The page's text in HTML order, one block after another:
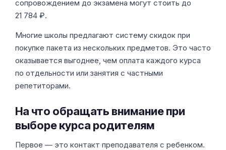
сопровождением до экзамена могут стоить до
21 784 ₽.
Многие школы предлагают систему скидок при
покупке пакета из нескольких предметов. Это часто
оказывается выгоднее, чем оплата каждого курса
по отдельности или занятия с частными
репетиторами.
На что обращать внимание при
выборе курса родителям
Первое — это контакт преподавателя с ребенком.